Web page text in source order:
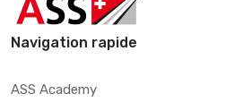
Navigation rapide
ASS Academy